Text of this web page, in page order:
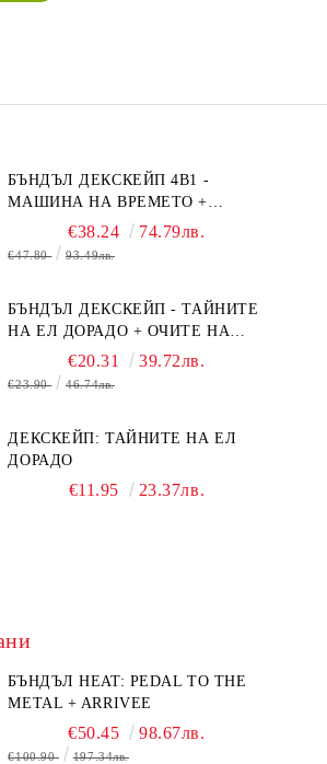
БЪНДЪЛ ДЕКСКЕЙП 4В1 -
МАШИНА НА ВРЕМЕТО +
БЯГСТВО ОТ АЛКАТРАЗ +
ТАЙНИТЕ НА ЕЛ ДОРАДО +
€38.24 74.79лв.
€47.80 93.49лв.
БЪНДЪЛ ДЕКСКЕЙП - ТАЙНИТЕ
НА ЕЛ ДОРАДО + ОЧИТЕ НА
ДРАКОНА€20.31 39.72лв.
€23.90 46.74лв.
ДЕКСКЕЙП: ТАЙНИТЕ НА ЕЛ
ДОРАДО
€11.95 23.37лв.
БЪНДЪЛ HEAT: PEDAL TO THE
METAL + ARRIVEE
€50.45 98.67лв.
€100.90 197.34лв.